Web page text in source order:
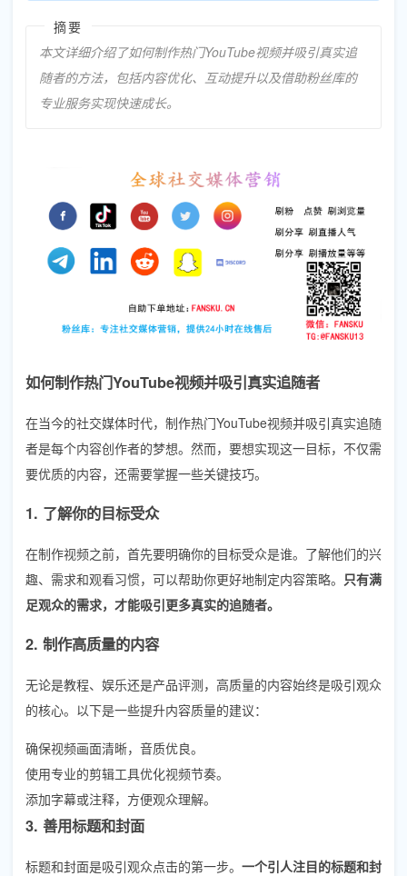
摘要
本文详细介绍了如何制作热门YouTube视频并吸引真实追
随者的方法，包括内容优化、互动提升以及借助粉丝库的
专业服务实现快速成长。
如何制作热门YouTube视频并吸引真实追随者
在当今的社交媒体时代，制作热门YouTube视频并吸引真实追随
者是每个内容创作者的梦想。然而，要想实现这一目标，不仅需
要优质的内容，还需要掌握一些关键技巧。
1. 了解你的目标受众
在制作视频之前，首先要明确你的目标受众是谁。了解他们的兴
趣、需求和观看习惯，可以帮助你更好地制定内容策略。 只有满
足观众的需求，才能吸引更多真实的追随者。
2. 制作高质量的内容
无论是教程、娱乐还是产品评测，高质量的内容始终是吸引观众
的核心。以下是一些提升内容质量的建议：
确保视频画面清晰，音质优良。
使用专业的剪辑工具优化视频节奏。
添加字幕或注释，方便观众理解。
3. 善用标题和封面
标题和封面是吸引观众点击的第一步。 一个引人注目的标题和封